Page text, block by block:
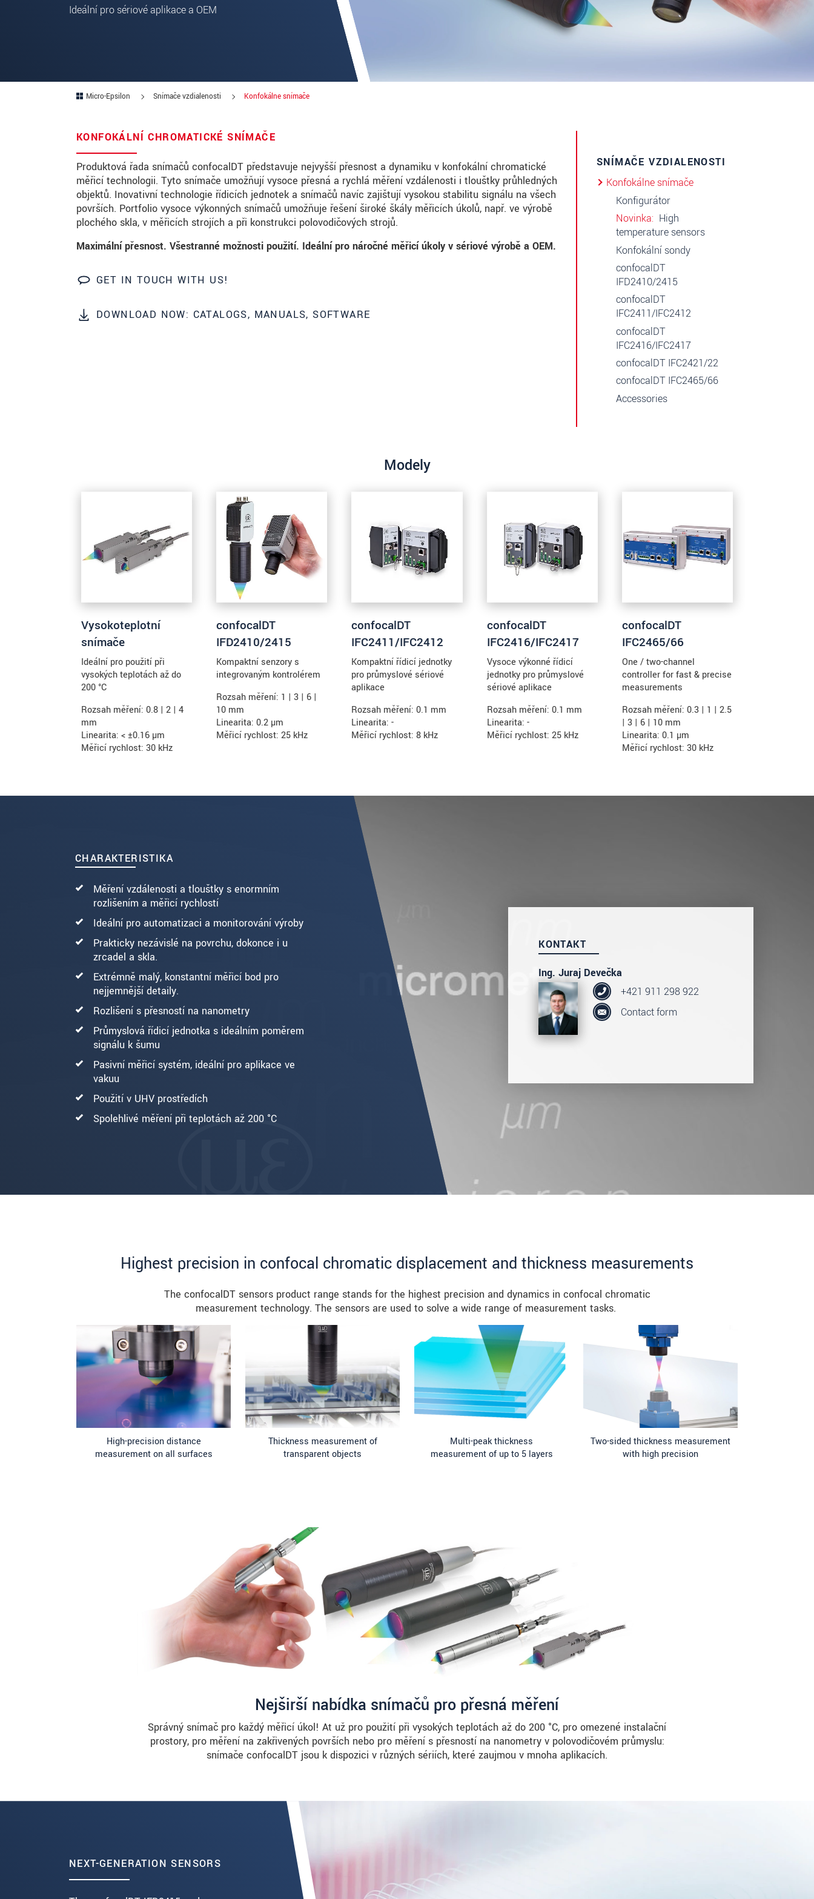
Micro-Epsilon Snímače vzdialenosti Konfokálne snímače
KONFOKÁLNÍ CHROMATICKÉ SNÍMAČE
Produktová řada snímačů confocalDT představuje nejvyšší přesnost a dynamiku v konfokální chromatické
měřicí technologii. Tyto snímače umožňují vysoce přesná a rychlá měření vzdálenosti i tloušťky průhledných
objektů. Inovativní technologie řídicích jednotek a snímačů navíc zajišťují vysokou stabilitu signálu na všech
površích. Portfolio vysoce výkonných snímačů umožňuje řešení široké škály měřicích úkolů, např. ve výrobě
plochého skla, v měřicích strojích a při konstrukci polovodičových strojů.
Maximální přesnost. Všestranné možnosti použití. Ideální pro náročné měřicí úkoly v sériové výrobě a OEM.
GET IN TOUCH WITH US!
DOWNLOAD NOW: CATALOGS, MANUALS, SOFTWARE
SNÍMAČE VZDIALENOSTI
Konfokálne snímače
Konfigurátor
Novinka
High
temperature sensors
Konfokální sondy
confocalDT
IFD2410/2415
confocalDT
IFC2411/IFC2412
confocalDT
IFC2416/IFC2417
confocalDT IFC2421/22
confocalDT IFC2465/66
Accessories
Modely
Vysokoteplotní
snímače
Ideální pro použití při
vysokých teplotách až do
200 °C
Rozsah měření: 0.8 | 2 | 4
mm
Linearita: < ±0.16 µm
Měřicí rychlost: 30 kHz
confocalDT
IFD2410/2415
Kompaktní senzory s
integrovaným kontrolérem
Rozsah měření: 1 | 3 | 6 |
10 mm
Linearita: 0.2 µm
Měřicí rychlost: 25 kHz
confocalDT
IFC2411/IFC2412
Kompaktní řídicí jednotky
pro průmyslové sériové
aplikace
Rozsah měření: 0.1 mm
Linearita: -
Měřicí rychlost: 8 kHz
confocalDT
IFC2416/IFC2417
Vysoce výkonné řídicí
jednotky pro průmyslové
sériové aplikace
Rozsah měření: 0.1 mm
Linearita: -
Měřicí rychlost: 25 kHz
confocalDT
IFC2465/66
One / two-channel
controller for fast & precise
measurements
Rozsah měření: 0.3 | 1 | 2.5
| 3 | 6 | 10 mm
Linearita: 0.1 µm
Měřicí rychlost: 30 kHz
CHARAKTERISTIKA
Měření vzdálenosti a tloušťky s enormním
rozlišením a měřicí rychlostí
Ideální pro automatizaci a monitorování výroby
Prakticky nezávislé na povrchu, dokonce i u
zrcadel a skla.
Extrémně malý, konstantní měřicí bod pro
nejjemnější detaily.
Rozlišení s přesností na nanometry
Průmyslová řídicí jednotka s ideálním poměrem
signálu k šumu
Pasivní měřicí systém, ideální pro aplikace ve
vakuu
Použití v UHV prostředích
Spolehlivé měření při teplotách až 200 °C
KONTAKT
Ing. Juraj Devečka
+421 911 298 922
Contact form
Krajina*
E-Mail *
Vaša správa
*
Please keep me informed about product innovations by e-mail.
* Povinné informace
Highest precision in confocal chromatic displacement and thickness measurements
The confocalDT sensors product range stands for the highest precision and dynamics in confocal chromatic
measurement technology. The sensors are used to solve a wide range of measurement tasks.
High-precision distance
measurement on all surfaces
Thickness measurement of
transparent objects
Multi-peak thickness
measurement of up to 5 layers
Two-sided thickness measurement
with high precision
Nejširší nabídka snímačů pro přesná měření
Správný snímač pro každý měřicí úkol! Ať už pro použití při vysokých teplotách až do 200 °C, pro omezené instalační
prostory, pro měření na zakřivených površích nebo pro měření s přesností na nanometry v polovodičovém průmyslu:
snímače confocalDT jsou k dispozici v různých sériích, které zaujmou v mnoha aplikacích.
NEXT-GENERATION SENSORS